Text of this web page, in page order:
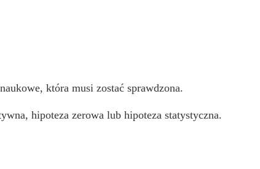
która musi zostać sprawdzona.
hipoteza zerowa lub hipoteza statystyczna.